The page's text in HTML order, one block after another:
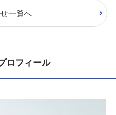
一覧へ
ロフィール